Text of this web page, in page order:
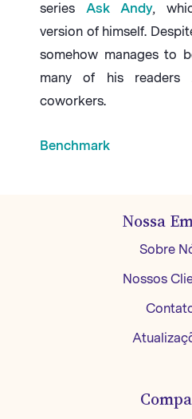
series Ask Andy,
version of himself.
somehow manages to
many of his
coworkers.
Benchmark
Nossa
Sobre
Nossos